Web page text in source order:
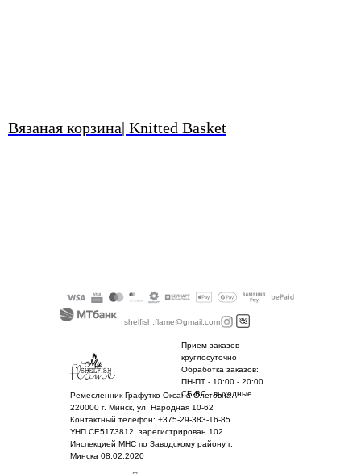
Вязаная корзина| Knitted Basket
shelfish.flame@gmail.com
Прием заказов -
круглосуточно
Обработка заказов:
ПН-ПТ - 10:00 - 20:00
СБ-ВС - выходные
Ремесленник Графутко Оксана Олеговна
220000 г. Минск, ул. Народная 10-62
Контактный телефон: +375-29-383-16-85
УНП CE5173812, зарегистрирован 102
Инспекцией МНС по Заводскому району г.
Минска 08.02.2020